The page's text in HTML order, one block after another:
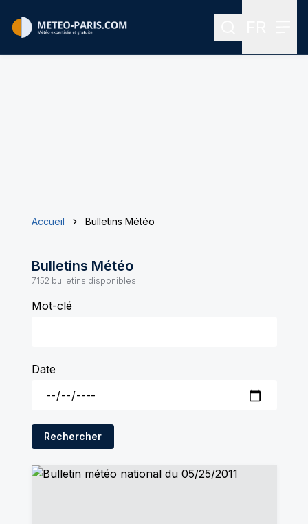
Rechercher
Accueil Bulletins Météo
Bulletins Météo
7152 bulletins disponibles
Mot-clé
Date
Rechercher